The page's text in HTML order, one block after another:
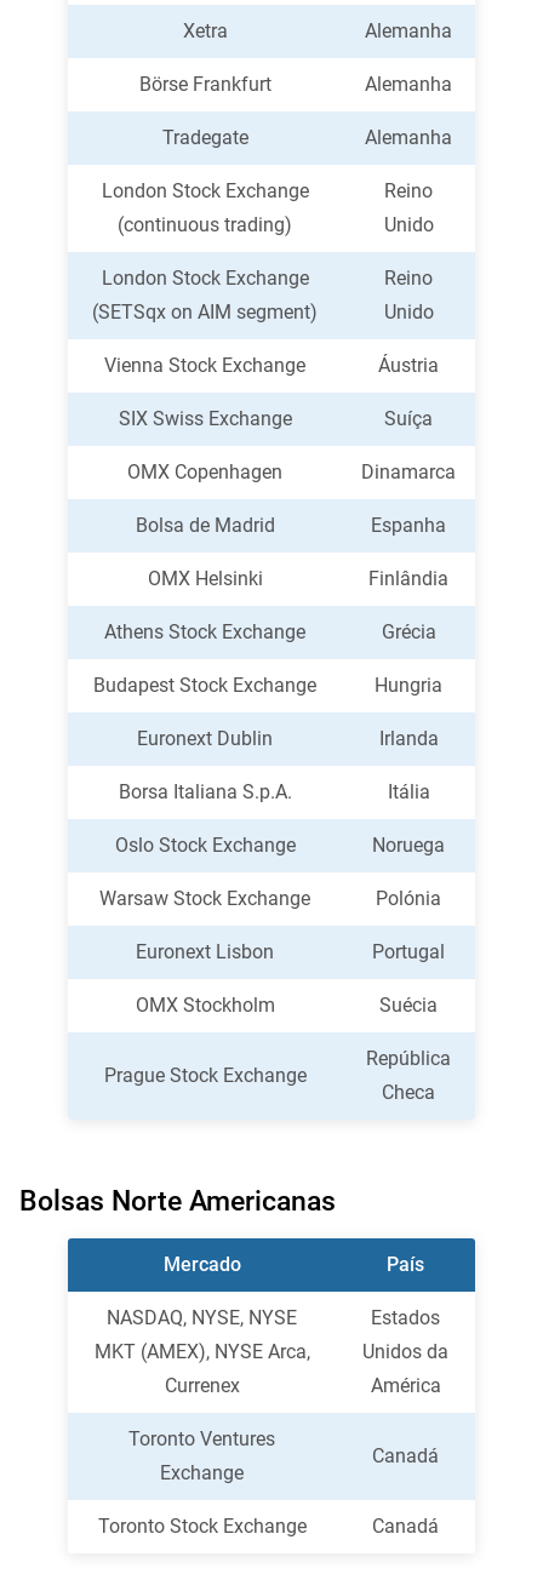
Xetra Alemanha
Börse Frankfurt Alemanha
Tradegate Alemanha
London Stock Exchange
(continuous trading)
Reino
Unido
London Stock Exchange
(SETSqx on AIM segment)
Reino
Unido
Vienna Stock Exchange Áustria
SIX Swiss Exchange Suíça
OMX Copenhagen Dinamarca
Bolsa de Madrid Espanha
OMX Helsinki Finlândia
Athens Stock Exchange Grécia
Budapest Stock Exchange Hungria
Euronext Dublin Irlanda
Borsa Italiana S.p.A. Itália
Oslo Stock Exchange Noruega
Warsaw Stock Exchange Polónia
Euronext Lisbon Portugal
OMX Stockholm Suécia
Prague Stock Exchange
República
Checa
Bolsas Norte Americanas
Mercado País
NASDAQ, NYSE, NYSE
MKT (AMEX), NYSE Arca,
Currenex
Estados
Unidos da
América
Toronto Ventures
Exchange
Canadá
Toronto Stock Exchange Canadá